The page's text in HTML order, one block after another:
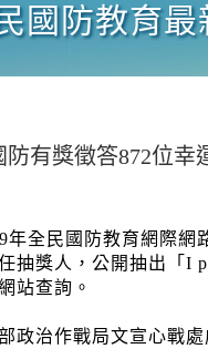
國防教育最
防有獎徵答872位幸
年全民國防教育網際
抽獎人，公開抽出「I
站查詢。
政治作戰局文宣心戰處